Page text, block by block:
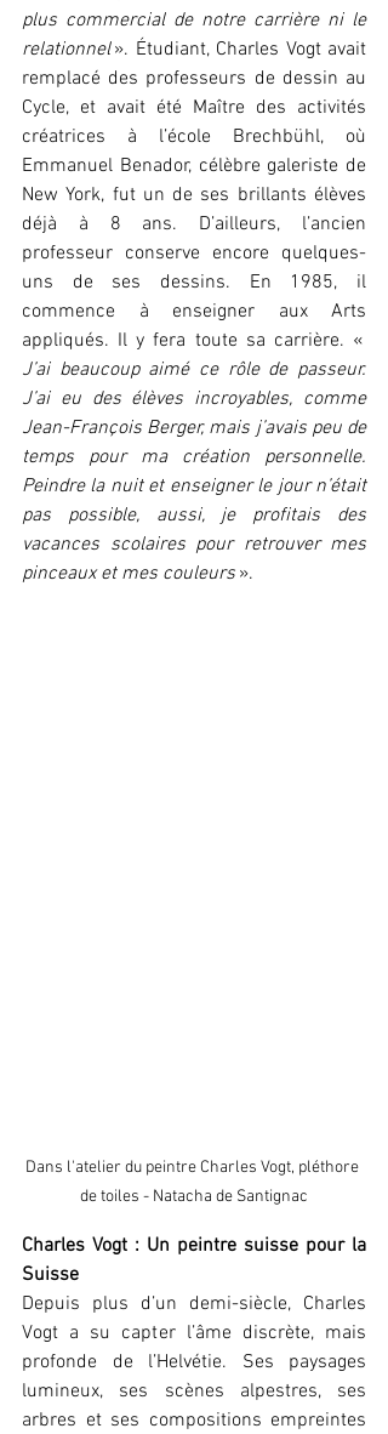
plus commercial de notre carrière ni le
relationnel ». Étudiant, Charles Vogt avait
remplacé des professeurs de dessin au
Cycle, et avait été Maître des activités
créatrices à l’école Brechbühl, où
Emmanuel Benador, célèbre galeriste de
New York, fut un de ses brillants élèves
déjà à 8 ans. D’ailleurs, l’ancien
professeur conserve encore quelques-
uns de ses dessins. En 1985, il
commence à enseigner aux Arts
appliqués. Il y fera toute sa carrière. «
J’ai beaucoup aimé ce rôle de passeur.
J’ai eu des élèves incroyables, comme
Jean-François Berger, mais j’avais peu de
temps pour ma création personnelle.
Peindre la nuit et enseigner le jour n’était
pas possible, aussi, je profitais des
vacances scolaires pour retrouver mes
pinceaux et mes couleurs ».
Dans l'atelier du peintre Charles Vogt, pléthore
de toiles - Natacha de Santignac
Charles Vogt : Un peintre suisse pour la
Suisse
Depuis plus d’un demi-siècle, Charles
Vogt a su capter l’âme discrète, mais
profonde de l’Helvétie. Ses paysages
lumineux, ses scènes alpestres, ses
arbres et ses compositions empreintes